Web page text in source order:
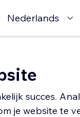
Nederlands
succes.
je website te